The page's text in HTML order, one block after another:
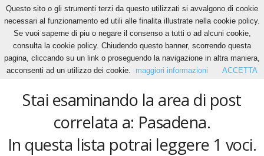
Home Tags Pasadena
Pasadena
Stai esaminando la area di post
correlata a: Pasadena.
In questa lista potrai leggere 1 voci.
Questo sito o gli strumenti terzi da questo utilizzati si avvalgono di cookie
necessari al funzionamento ed utili alle finalita illustrate nella cookie policy.
Se vuoi saperne di piu o negare il consenso a tutti o ad alcuni cookie,
consulta la cookie policy. Chiudendo questo banner, scorrendo questa
pagina, cliccando su un link o proseguendo la navigazione in altra maniera,
acconsenti ad un utilizzo dei cookie.
maggiori informazioni ACCETTA